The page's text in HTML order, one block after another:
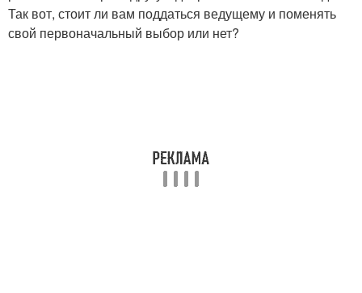
Так вот, стоит ли вам поддаться ведущему и поменять
свой первоначальный выбор или нет?